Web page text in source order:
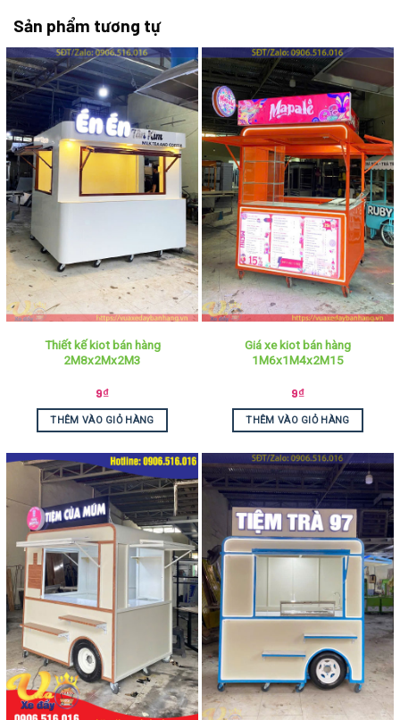
Sản phẩm tương tự
Thiết kế kiot bán hàng
2M8x2Mx2M3
9₫
THÊM VÀO GIỎ HÀNG
Giá xe kiot bán hàng
1M6x1M4x2M15
9₫
THÊM VÀO GIỎ HÀNG